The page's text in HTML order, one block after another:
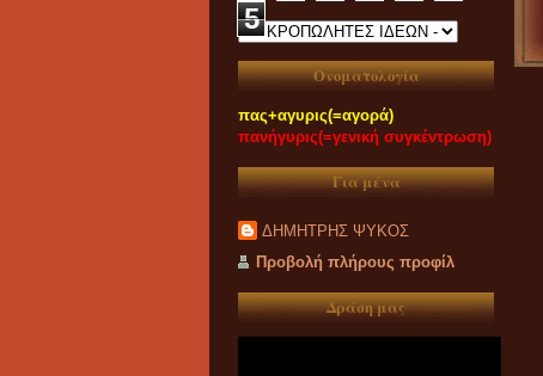
5
Ονοματολογία
πας+αγυρις(=αγορά)
πανήγυρις(=γενική συγκέντρωση)
Για μένα
ΔΗΜΗΤΡΗΣ ΨΥΚΟΣ
Προβολή πλήρους προφίλ
Δράση μας